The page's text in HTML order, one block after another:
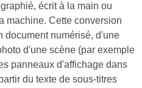
écrit à la main ou
machine. Cette conversion
document numérisé, d'une
d'une scène (par exemple
panneaux d'affichage dans
du texte de sous-titres